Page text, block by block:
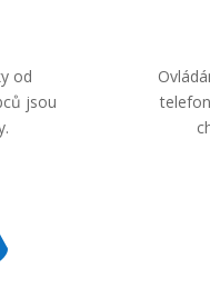
od
jsou